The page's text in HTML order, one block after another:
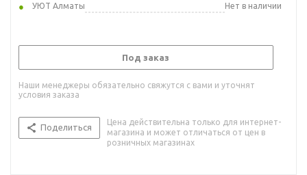
УЮТ Алматы
Нет в наличии
Под заказ
Наши менеджеры обязательно свяжутся с вами и уточнят
условия заказа
Поделиться
Цена действительна только для интернет-
магазина и может отличаться от цен в
розничных магазинах